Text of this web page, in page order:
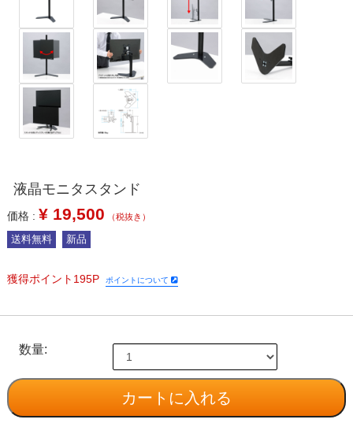
液晶モニタスタンド
価格 : ¥ 19,500 （税抜き）
送料無料 新品
獲得ポイント195P ポイントについて
数量: